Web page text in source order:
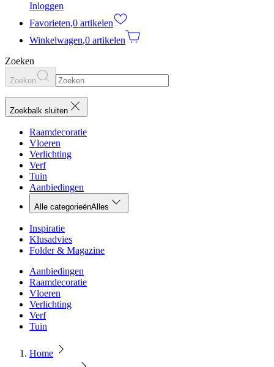
Inloggen
Favorieten,0 artikelen
Winkelwagen,0 artikelen
Zoeken
Zoeken
Zoekbalk sluiten
Raamdecoratie
Vloeren
Verlichting
Verf
Tuin
Aanbiedingen
Alle categorieënAlles
Inspiratie
Klusadvies
Folder & Magazine
Aanbiedingen
Raamdecoratie
Vloeren
Verlichting
Verf
Tuin
Home